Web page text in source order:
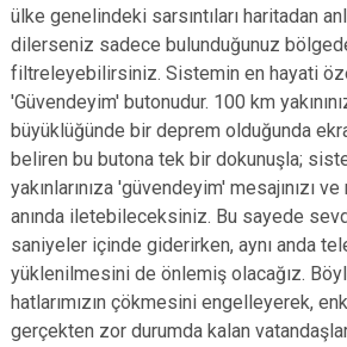
ülke genelindeki sarsıntıları haritadan
dilerseniz sadece bulunduğunuz
filtreleyebilirsiniz. Sistemin en hayati
'Güvendeyim' butonudur. 100 km
büyüklüğünde bir deprem olduğunda
beliren bu butona tek bir dokunuşla;
yakınlarınıza 'güvendeyim' mesajınızı
anında iletebileceksiniz. Bu sayede
saniyeler içinde giderirken, aynı anda
yüklenilmesini de önlemiş olacağız.
hatlarımızın çökmesini engelleyerek,
gerçekten zor durumda kalan